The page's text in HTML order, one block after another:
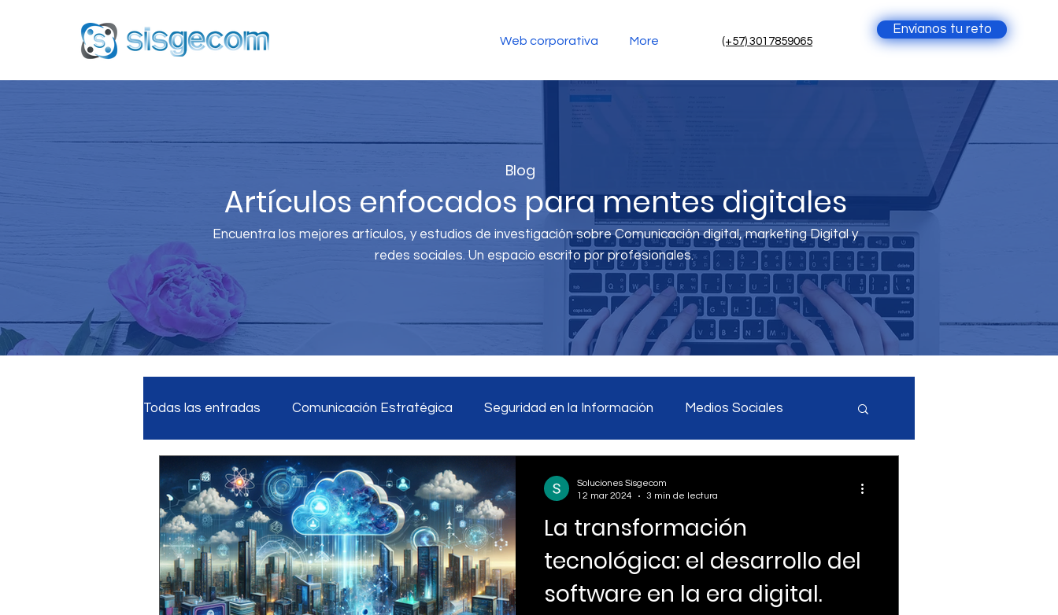
Web corporativa More (+57) 3017859065
Envíanos tu reto
Blog
Artículos enfocados para mentes digitales
Encuentra los mejores artículos, y estudios de investigación sobre Comunicación digital, marketing Digital y
redes sociales. Un espacio escrito por profesionales.
Todas las entradas Comunicación Estratégica Seguridad en la Información Medios Sociales
Reputación Digital Estrategia digital Monitoreo de redes sociales
Medios Sociales Seguridad en la información Marketing Inteligencia Artificial
La transformación
tecnológica: el desarrollo del
software en la era digital.
Soluciones Sisgecom
12 mar 2024
3 min de lectura